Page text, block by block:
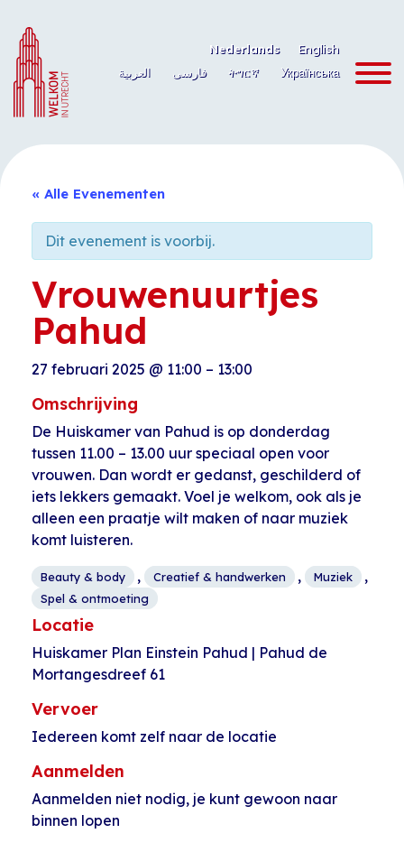
naar
de
inhoud
Nederlands
English
العربية
فارسی ትግርኛ Українська
« Alle Evenementen
Dit evenement is voorbij.
Vrouwenuurtjes
Pahud
27 februari 2025 @ 11:00 – 13:00
Omschrijving
De Huiskamer van Pahud is op donderdag
tussen 11.00 – 13.00 uur speciaal open voor
vrouwen. Dan wordt er gedanst, geschilderd of
iets lekkers gemaakt. Voel je welkom, ook als je
alleen een praatje wilt maken of naar muziek
komt luisteren.
Beauty & body , Creatief & handwerken , Muziek ,
Spel & ontmoeting
Locatie
Huiskamer Plan Einstein Pahud | Pahud de
Mortangesdreef 61
Vervoer
Iedereen komt zelf naar de locatie
Aanmelden
Aanmelden niet nodig, je kunt gewoon naar
binnen lopen